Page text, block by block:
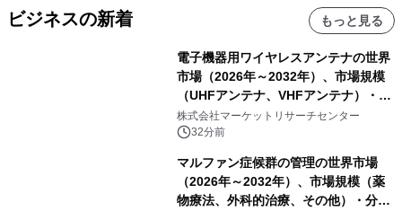
ビジネスの新着 もっと見る
電子機器用ワイヤレスアンテナの世界
市場（2026年～2032年）、市場規模
（UHFアンテナ、VHFアンテナ）・分
析レポートを発表
株式会社マーケットリサーチセンター
32分前
マルファン症候群の管理の世界市場
（2026年～2032年）、市場規模（薬
物療法、外科的治療、その他）・分析